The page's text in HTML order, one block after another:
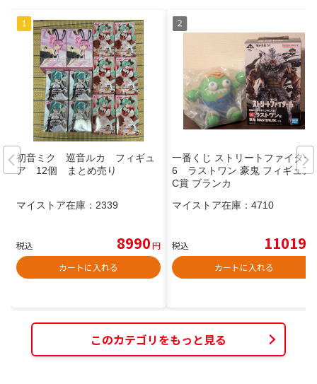
初音ミク 巡音ルカ フィギュ
ア 12個 まとめ売り
マイストア在庫： 2339
税込 8990円
カートに入れる
一番くじ ストリートファイター
6 ラストワン 豪鬼 フィギュア
C賞 ブランカ
マイストア在庫： 4710
税込 11019
カートに入れる
このカテゴリをもっと見る